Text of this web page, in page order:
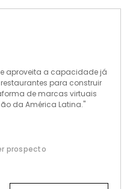
aproveita a capacidade já
para construir
de marcas virtuais
da América Latina."
prospecto